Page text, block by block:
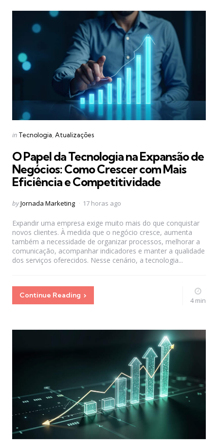
Categories
Posted
in Tecnologia Atualizações
O Papel da Tecnologia na Expansão de
Negócios: Como Crescer com Mais
Eficiência e Competitividade
Posted
byJornada Marketing 17 horas ago
Expandir uma empresa exige muito mais do que conquistar
novos clientes. À medida que o negócio cresce, aumenta
também a necessidade de organizar processos, melhorar a
comunicação, acompanhar indicadores e manter a qualidade
dos serviços oferecidos. Nesse cenário, a tecnologia...
Continue Reading
4 min